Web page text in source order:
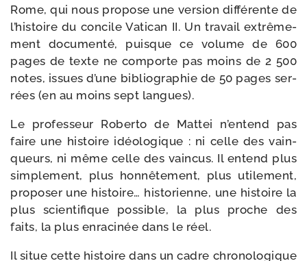
Rome, qui nous pro­pose une ver­sion dif­fé­rente de
l’histoire du concile Vatican II. Un tra­vail extrê­me­
ment docu­men­té, puisque ce volume de 600
pages de texte ne com­porte pas moins de 2 500
notes, issues d’une biblio­gra­phie de 50 pages ser­
rées (en au moins sept langues).
Le pro­fes­seur Roberto de Mattei n’entend pas
faire une his­toire idéo­lo­gique : ni celle des vain­
queurs, ni même celle des vain­cus. Il entend plus
sim­ple­ment, plus hon­nê­te­ment, plus uti­le­ment,
pro­po­ser une his­toire… his­to­rienne, une his­toire la
plus scien­ti­fique pos­sible, la plus proche des
faits, la plus enra­ci­née dans le réel.
Il situe cette his­toire dans un cadre chro­no­lo­gique